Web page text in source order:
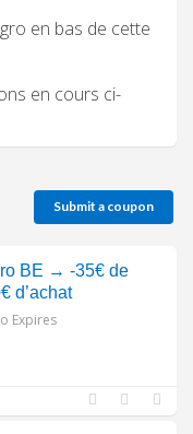
en bas de cette
en cours ci-
Submit a coupon
BE → -35€ de
d’achat
Expires